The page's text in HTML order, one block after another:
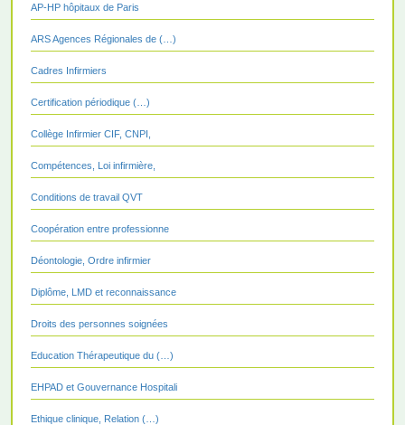
AP-HP hôpitaux de Paris
ARS Agences Régionales de (…)
Cadres Infirmiers
Certification périodique (…)
Collège Infirmier CIF, CNPI,
Compétences, Loi infirmière,
Conditions de travail QVT
Coopération entre professionne
Déontologie, Ordre infirmier
Diplôme, LMD et reconnaissance
Droits des personnes soignées
Education Thérapeutique du (…)
EHPAD et Gouvernance Hospitali
Ethique clinique, Relation (…)